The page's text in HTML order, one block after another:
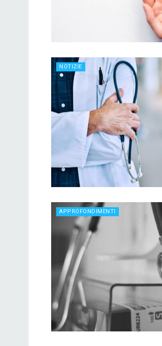
NOTIZIE
APPROFONDIMENTI